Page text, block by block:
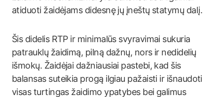
atiduoti žaidėjams didesnę jų įneštų statymų dalį.
Šis didelis RTP ir minimalūs svyravimai sukuria
patrauklų žaidimą, pilną dažnų, nors ir nedidelių
išmokų. Žaidėjai dažniausiai pastebi, kad šis
balansas suteikia progą ilgiau pažaisti ir išnaudoti
visas turtingas žaidimo ypatybes bei galimus